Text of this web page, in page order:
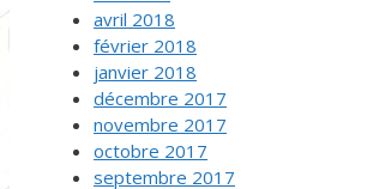
avril 2018
février 2018
janvier 2018
décembre 2017
novembre 2017
octobre 2017
septembre 2017